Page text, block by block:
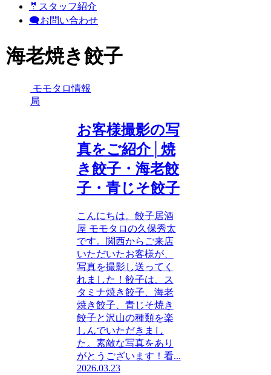
🤵スタッフ紹介
🗨️お問い合わせ
海老焼き餃子
モモタロ情報
局
お客様撮影の写
真をご紹介│焼
き餃子・海老餃
子・青じそ餃子
こんにちは。餃子居酒
屋 モモタロの久保秀太
です。関西からご来店
いただいたお客様が、
写真を撮影し送ってく
れました！餃子は、ス
タミナ焼き餃子、海老
焼き餃子、青じそ焼き
餃子と沢山の種類を楽
しんでいただきまし
た。素敵な写真をあり
がとうございます！看...
2026.03.23